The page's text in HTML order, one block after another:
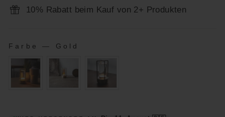
10% Rabatt beim Kauf von 2+ Produkten
Farbe — Gold